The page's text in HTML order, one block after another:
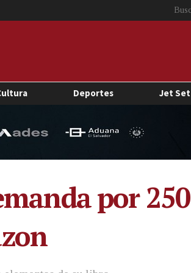
Deportes Jet Set
por 250